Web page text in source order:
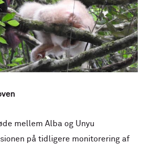
mellem Alba og Unyu
på tidligere monitorering af